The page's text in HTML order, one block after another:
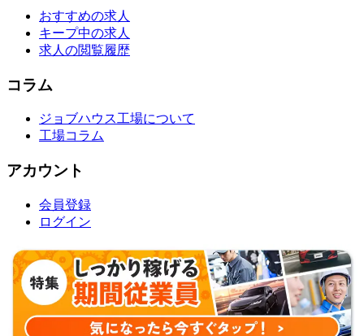
おすすめの求人
キープ中の求人
求人の閲覧履歴
コラム
ジョブハウス工場について
工場コラム
アカウント
会員登録
ログイン